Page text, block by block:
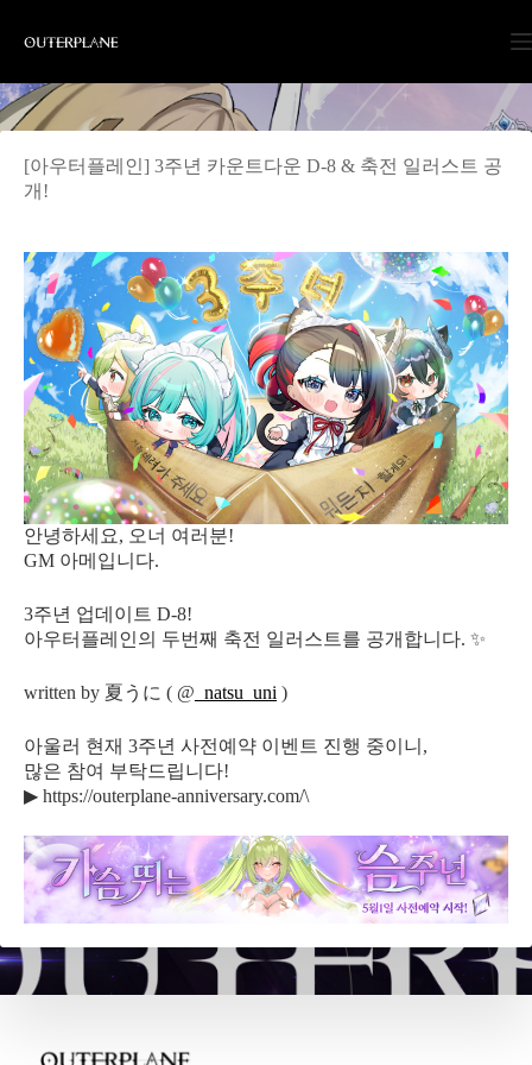
content
[아우터플레인] 3주년 카운트다운 D-8 & 축전 일러스트 공
개!
안녕하세요, 오너 여러분!
GM 아메입니다.
3주년 업데이트 D-8!
아우터플레인의 두번째 축전 일러스트를 공개합니다. ✨
written by 夏うに ( @ _natsu_uni )
아울러 현재 3주년 사전예약 이벤트 진행 중이니,
많은 참여 부탁드립니다!
▶ https://outerplane-anniversary.com/\